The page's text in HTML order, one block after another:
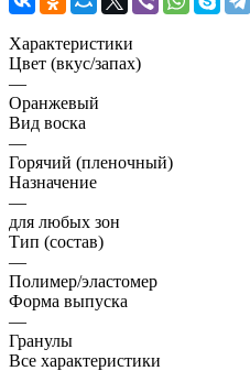
Характеристики
Цвет (вкус/запах)
—
Оранжевый
Вид воска
—
Горячий (пленочный)
Назначение
—
для любых зон
Тип (состав)
—
Полимер/эластомер
Форма выпуска
—
Гранулы
Все характеристики